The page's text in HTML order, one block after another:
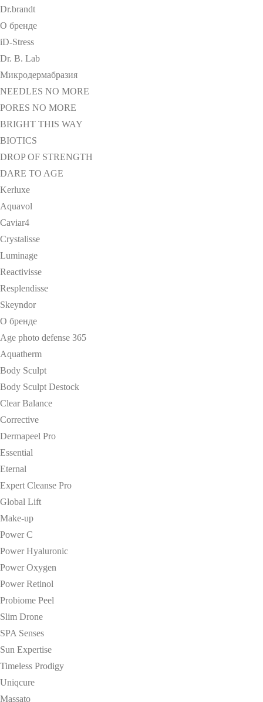
Dr.brandt
О бренде
iD-Stress
Dr. B. Lab
Микродермабразия
NEEDLES NO MORE
PORES NO MORE
BRIGHT THIS WAY
BIOTICS
DROP OF STRENGTH
DARE TO AGE
Kerluxe
Aquavol
Caviar4
Crystalisse
Luminage
Reactivisse
Resplendisse
Skeyndor
О бренде
Age photo defense 365
Aquatherm
Body Sculpt
Body Sculpt Destock
Clear Balance
Corrective
Dermapeel Pro
Essential
Eternal
Expert Cleanse Pro
Global Lift
Make-up
Power C
Power Hyaluronic
Power Oxygen
Power Retinol
Probiome Peel
Slim Drone
SPA Senses
Sun Expertise
Timeless Prodigy
Uniqcure
Massato